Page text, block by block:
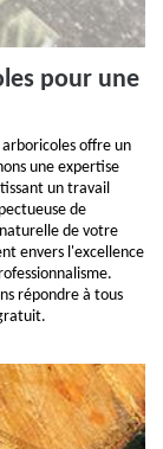
pour une
offre un
une expertise
un travail
de
de votre
envers l'excellence
répondre à tous